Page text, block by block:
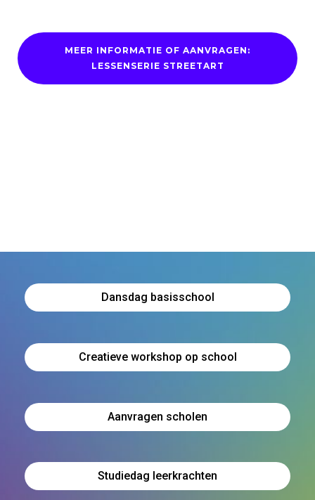
MEER INFORMATIE OF AANVRAGEN:
LESSENSERIE STREETART
Dansdag basisschool
Creatieve workshop op school
Aanvragen scholen
Studiedag leerkrachten